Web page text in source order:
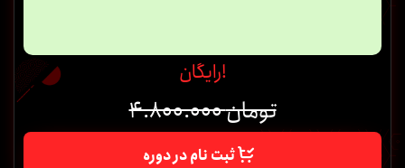
رایگان!
4.800.000 تومان
ثبت نام در دوره